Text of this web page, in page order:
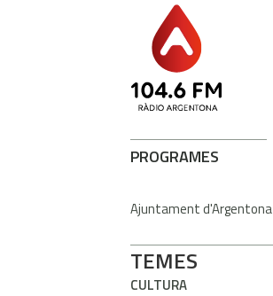
PROGRAMES
Ajuntament d'Argentona
TEMES
CULTURA